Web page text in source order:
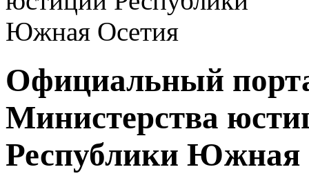
Официальный
Министерства
Республики Южная